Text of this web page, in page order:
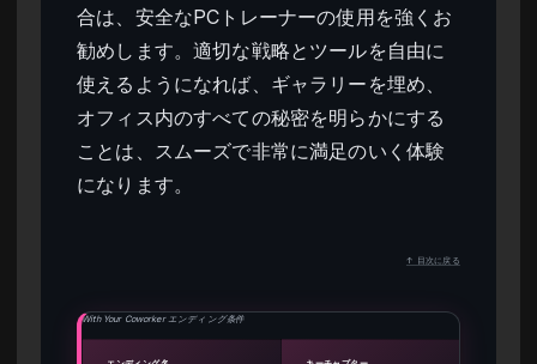
合は、安全なPCトレーナーの使用を強くお
勧めします。適切な戦略とツールを自由に
使えるようになれば、ギャラリーを埋め、
オフィス内のすべての秘密を明らかにする
ことは、スムーズで非常に満足のいく体験
になります。
↑ 目次に戻る
With Your Coworker エンディング条件